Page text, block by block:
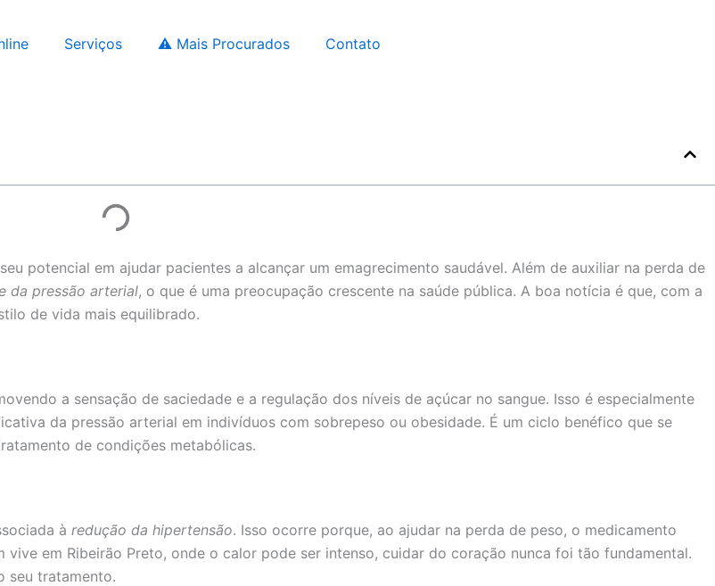
Serviços ⚠️ Mais Procurados
Contato
potencial em ajudar pacientes a alcançar um emagrecimento saudável. Além de auxiliar na perda de
da pressão arterial, o que é uma preocupação crescente na saúde pública. A boa notícia é que, com a
de vida mais equilibrado.
a sensação de saciedade e a regulação dos níveis de açúcar no sangue. Isso é especialmente
da pressão arterial em indivíduos com sobrepeso ou obesidade. É um ciclo benéfico que se
de condições metabólicas.
à redução da hipertensão. Isso ocorre porque, ao ajudar na perda de peso, o medicamento
em Ribeirão Preto, onde o calor pode ser intenso, cuidar do coração nunca foi tão fundamental.
seu tratamento.